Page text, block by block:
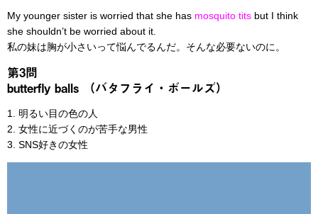
My younger sister is worried that she has mosquito tits but I think
she shouldn’t be worried about it.
私の妹は胸が小さいって悩んでるんだ。そんな必要ないのに。
第3問
butterfly balls （バタフライ・ボールズ）
1. 明るい目の色の人
2. 女性に近づくのが苦手な男性
3. SNS好きの女性